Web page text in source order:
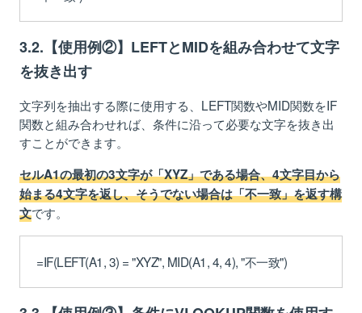
3.2.【使用例②】LEFTとMIDを組み合わせて文字
を抜き出す
文字列を抽出する際に使用する、LEFT関数やMID関数をIF
関数と組み合わせれば、条件に沿って必要な文字を抜き出
すことができます。
セルA1の最初の3文字が「XYZ」である場合、4文字目から
始まる4文字を返し、そうでない場合は「不一致」を返す構
文です。
=IF(LEFT(A1, 3) = "XYZ", MID(A1, 4, 4), "不一致")